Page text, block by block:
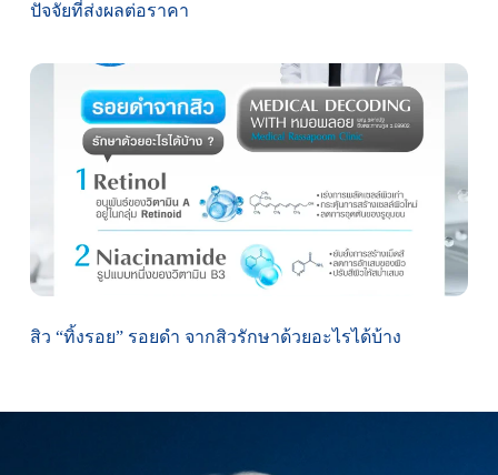
ปัจจัยที่ส่งผลต่อราคา
สิว “ทิ้งรอย” รอยดำ จากสิวรักษาด้วยอะไรได้บ้าง